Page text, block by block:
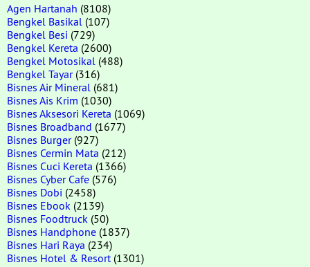
Agen Hartanah (8108)
Bengkel Basikal (107)
Bengkel Besi (729)
Bengkel Kereta (2600)
Bengkel Motosikal (488)
Bengkel Tayar(316)
Bisnes Air Mineral (681)
Bisnes Ais Krim (1030)
Bisnes Aksesori Kereta (1069)
Bisnes Broadband (1677)
Bisnes Burger(927)
Bisnes Cermin Mata (212)
Bisnes Cuci Kereta (1366)
Bisnes Cyber Cafe (576)
Bisnes Dobi (2458)
Bisnes Ebook (2139)
Bisnes Foodtruck (50)
Bisnes Handphone (1837)
Bisnes Hari Raya (234)
Bisnes Hotel & Resort (1301)